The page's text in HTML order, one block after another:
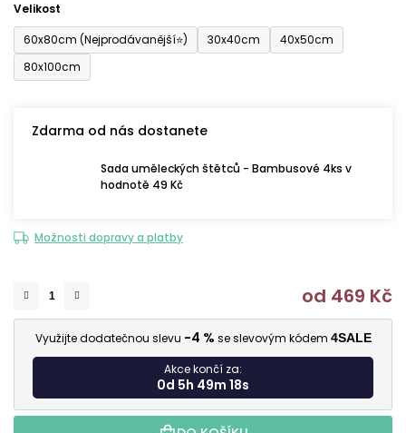
Velikost
60x80cm (Nejprodávanější⭐)
30x40cm
40x50cm
80x100cm
Zdarma od nás dostanete
Sada uměleckých štětců - Bambusové 4ks v
hodnotě 49 Kč
Možnosti dopravy a platby
od 469 Kč
Využijte dodatečnou slevu -4 % se slevovým kódem 4SALE
Akce končí za:
0d 5h 49m 17s